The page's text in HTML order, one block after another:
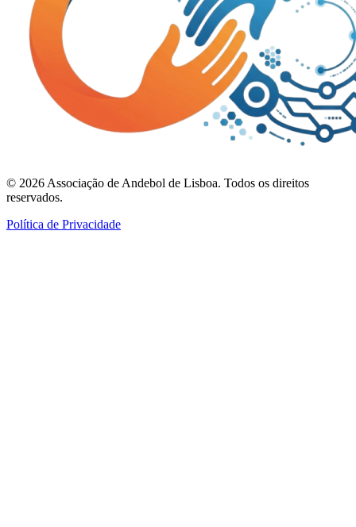
© 2026 Associação de Andebol de Lisboa. Todos os direitos
reservados.
Política de Privacidade